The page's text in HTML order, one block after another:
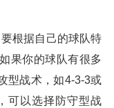
根据自己的球队特
果你的球队有很多
型战术，如4-3-3或
可以选择防守型战